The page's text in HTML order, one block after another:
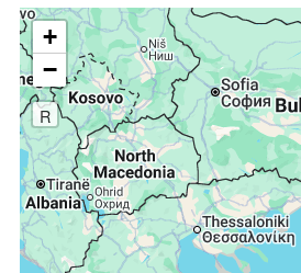
+
−
R